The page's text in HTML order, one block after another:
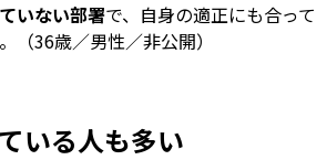
いない部署で、自身の適正にも合って
（36歳／男性／非公開）
いる人も多い